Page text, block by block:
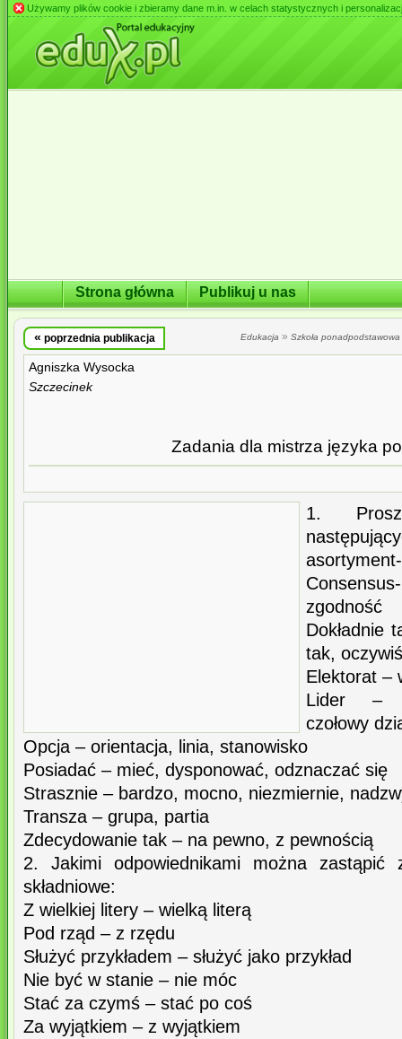
Używamy plików cookie i zbieramy dane m.in. w celach statystycznych i
Strona główna Publikuj u nas
« poprzednia publikacja Edukacja » Szkoła ponadpodstawowa
Agniszka Wysocka
Szczecinek
Zadania dla mistrza języka
1.
zgodność
Dokładnie
tak,
Elektorat –
Lider –
czołowy
Opcja – orientacja, linia, stanowisko
Posiadać – mieć, dysponować, odznaczać się
Strasznie – bardzo, mocno, niezmiernie,
Transza – grupa, partia
Zdecydowanie tak – na pewno, z pewnością
2. Jakimi odpowiednikami można zastąpić
składniowe:
Z wielkiej litery – wielką literą
Pod rząd – z rzędu
Służyć przykładem – służyć jako przykład
Nie być w stanie – nie móc
Stać za czymś – stać po coś
Za wyjątkiem – z wyjątkiem